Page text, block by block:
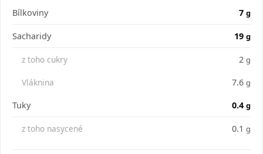
Bílkoviny 7 g
Sacharidy 19 g
z toho cukry 2 g
Vláknina 7.6 g
Tuky 0.4 g
z toho nasycené 0.1 g